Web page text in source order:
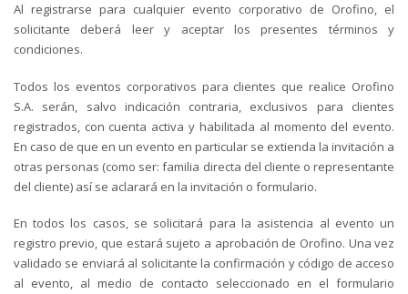
Al registrarse para cualquier evento corporativo de Orofino, el
solicitante deberá leer y aceptar los presentes términos y
condiciones.
Todos los eventos corporativos para clientes que realice Orofino
S.A. serán, salvo indicación contraria, exclusivos para clientes
registrados, con cuenta activa y habilitada al momento del evento.
En caso de que en un evento en particular se extienda la invitación a
otras personas (como ser: familia directa del cliente o representante
del cliente) así se aclarará en la invitación o formulario.
En todos los casos, se solicitará para la asistencia al evento un
registro previo, que estará sujeto a aprobación de Orofino. Una vez
validado se enviará al solicitante la confirmación y código de acceso
al evento, al medio de contacto seleccionado en el formulario